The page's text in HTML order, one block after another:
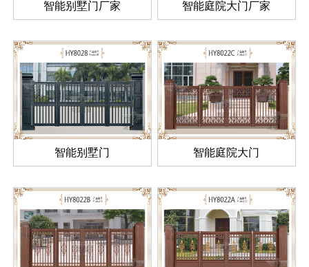
智能别墅门厂家 智能庭院大门厂家
智能别墅门 智能庭院大门